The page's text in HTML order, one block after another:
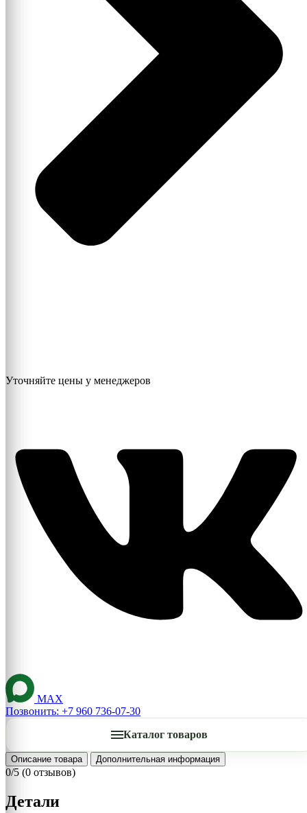
Уточняйте цены у менеджеров
MAX
Позвонить: +7 960 736-07-30
Каталог товаров
Описание товара Дополнительная информация
0/5 (0 отзывов)
Детали